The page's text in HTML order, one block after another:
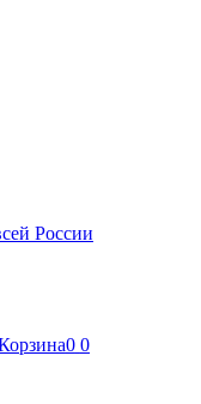
России
0 0